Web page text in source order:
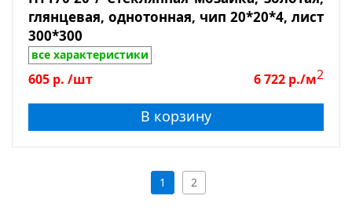
глянцевая, однотонная, чип 20*20*4, лист
300*300
все характеристики
605 р. /шт 6 722 р./м2
В корзину
1 2